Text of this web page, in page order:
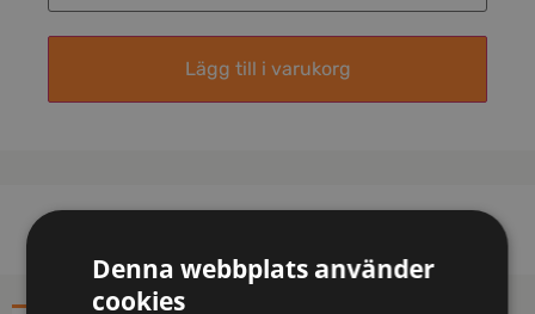
Lägg till i varukorg
Denna webbplats använder
cookies